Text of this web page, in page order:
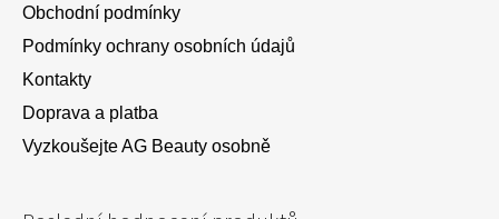
Obchodní podmínky
Podmínky ochrany osobních údajů
Kontakty
Doprava a platba
Vyzkoušejte AG Beauty osobně